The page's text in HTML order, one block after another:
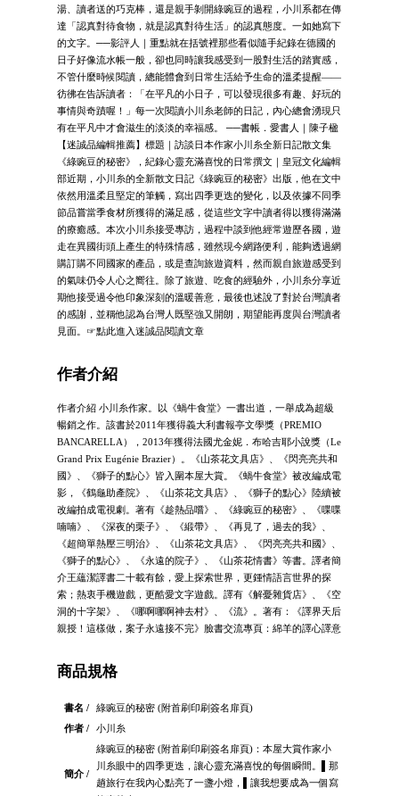
湯、讀者送的巧克棒，還是親手剝開綠豌豆的過程，小川系都在傳
達「認真對待食物，就是認真對待生活」的認真態度。一如她寫下
的文字。──影評人｜重點就在括號裡那些看似隨手紀錄在德國的
日子好像流水帳一般，卻也同時讓我感受到一股對生活的踏實感，
不管什麼時候閱讀，總能體會到日常生活給予生命的溫柔提醒——
彷彿在告訴讀者：「在平凡的小日子，可以發現很多有趣、好玩的
事情與奇蹟喔！」每一次閱讀小川糸老師的日記，內心總會湧現只
有在平凡中才會滋生的淡淡的幸福感。 ──書帳．愛書人｜陳子楹
【迷誠品編輯推薦】標題｜訪談日本作家小川糸全新日記散文集
《綠豌豆的秘密》，紀錄心靈充滿喜悅的日常撰文｜皇冠文化編輯
部近期，小川糸的全新散文日記《綠豌豆的秘密》出版，他在文中
依然用溫柔且堅定的筆觸，寫出四季更迭的變化，以及依據不同季
節品嘗當季食材所獲得的滿足感，從這些文字中讀者得以獲得滿滿
的療癒感。本次小川糸接受專訪，過程中談到他經常遊歷各國，遊
走在異國街頭上產生的特殊情感，雖然現今網路便利，能夠透過網
購訂購不同國家的產品，或是查詢旅遊資料，然而親自旅遊感受到
的氣味仍令人心之嚮往。除了旅遊、吃食的經驗外，小川糸分享近
期他接受過令他印象深刻的溫暖善意，最後也述說了對於台灣讀者
的感謝，並稱他認為台灣人既堅強又開朗，期望能再度與台灣讀者
見面。☞點此進入迷誠品閱讀文章
作者介紹
作者介紹 小川糸作家。以《蝸牛食堂》一書出道，一舉成為超級
暢銷之作。該書於2011年獲得義大利書報亭文學獎（PREMIO
BANCARELLA），2013年獲得法國尤金妮．布哈吉耶小說獎（Le
Grand Prix Eugénie Brazier）。《山茶花文具店》、《閃亮亮共和
國》、《獅子的點心》皆入圍本屋大賞。《蝸牛食堂》被改編成電
影，《鶴龜助產院》、《山茶花文具店》、《獅子的點心》陸續被
改編拍成電視劇。著有《趁熱品嚐》、《綠豌豆的秘密》、《喋喋
喃喃》、《深夜的栗子》、《緞帶》、《再見了，過去的我》、
《超簡單熱壓三明治》、《山茶花文具店》、《閃亮亮共和國》、
《獅子的點心》、《永遠的院子》、《山茶花情書》等書。譯者簡
介王蘊潔譯書二十載有餘，愛上探索世界，更鍾情語言世界的探
索；熱衷手機遊戲，更酷愛文字遊戲。譯有《解憂雜貨店》、《空
洞的十字架》、《哪啊哪啊神去村》、《流》。著有：《譯界天后
親授！這樣做，案子永遠接不完》臉書交流專頁：綿羊的譯心譯意
商品規格
書名 /
綠豌豆的秘密 (附首刷印刷簽名扉頁)
作者 /
小川糸
簡介 /
綠豌豆的秘密 (附首刷印刷簽名扉頁)：本屋大賞作家小
川糸眼中的四季更迭，讓心靈充滿喜悅的每個瞬間。▌那
趟旅行在我內心點亮了一盞小燈，▌讓我想要成為一個寫